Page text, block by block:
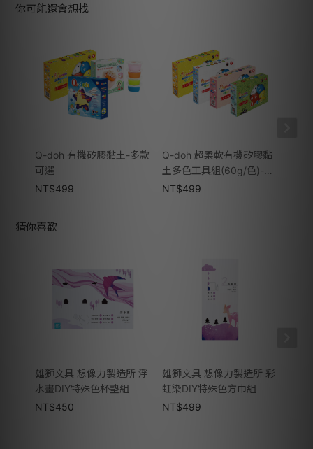
你可能還會想找
Q-doh 有機矽膠黏土-多款
可選
NT$499
Q-doh 超柔軟有機矽膠黏
土多色工具組(60g/色)-多
款可選
NT$499
猜你喜歡
雄獅文具 想像力製造所 浮
水畫DIY特殊色杯墊組
NT$450
雄獅文具 想像力製造所 彩
虹染DIY特殊色方巾組
NT$499